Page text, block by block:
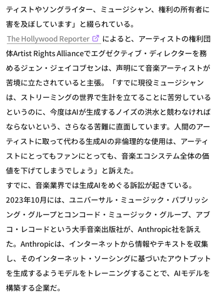
ティストやソングライター、ミュージシャン、権利の所有者に
害を及ぼしています」と綴られている。
The Hollywood Reporter
によると、アーティストの権利団
体Artist Rights Allianceでエグゼクティブ・ディレクターを務
めるジェン・ジェイコブセンは、声明にて音楽アーティストが
苦境に立たされていると主張。「すでに現役ミュージシャン
は、ストリーミングの世界で生計を立てることに苦労している
というのに、今度はAIが生成するノイズの洪水と競わなければ
ならないという、さらなる苦難に直面しています。人間のアー
ティストに取って代わる生成AIの非倫理的な使用は、アーティ
ストにとってもファンにとっても、音楽エコシステム全体の価
値を下げてしまうでしょう」と訴えた。
すでに、音楽業界では生成AIをめぐる訴訟が起きている。
2023年10月には、ユニバーサル・ミュージック・パブリッシ
ング・グループとコンコード・ミュージック・グループ、アブ
コ・レコードという大手音楽出版社が、Anthropic社を訴え
た。Anthropicは、インターネットから情報やテキストを収集
し、そのインターネット・ソーシングに基づいたアウトプット
を生成するようモデルをトレーニングすることで、AIモデルを
構築する企業だ。